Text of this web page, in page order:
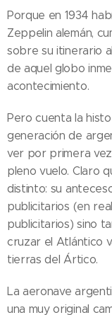
Porque en 1934
Zeppelin alemán,
sobre su itinerario
de aquel globo
acontecimiento.
Pero cuenta la
generación de
ver por primera
pleno vuelo. Claro
distinto: su
publicitarios (en
publicitarios) sino
cruzar el Atlántico
tierras del Ártico.
La aeronave
una muy original